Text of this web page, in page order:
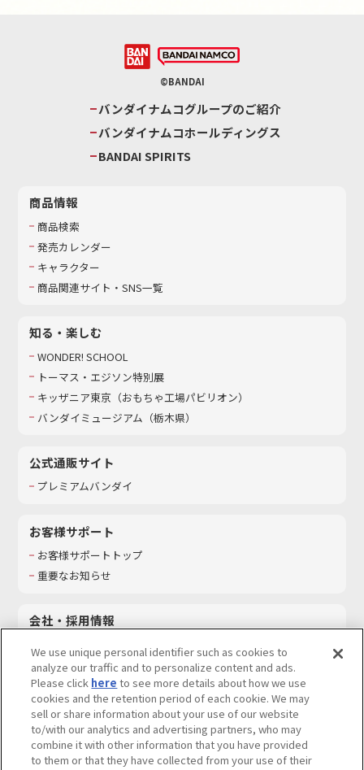
©BANDAI
バンダイナムコグループのご紹介
バンダイナムコホールディングス
BANDAI SPIRITS
商品情報
商品検索
発売カレンダー
キャラクター
商品関連サイト・SNS一覧
知る・楽しむ
WONDER! SCHOOL
トーマス・エジソン特別展
キッザニア東京（おもちゃ工場パビリオン）​
バンダイミュージアム（栃木県）
公式通販サイト
プレミアムバンダイ
お客様サポート
お客様サポートトップ
重要なお知らせ
会社・採用情報
採用情報
サステナビリティ
お問い合わせ
We use unique personal identifier such as cookies to
analyze our traffic and to personalize content and ads.
Please click here to see more details about how we use
cookies and the retention period of each cookie. We may
sell or share information about your use of our website
to/with our analytics and advertising partners, who may
combine it with other information that you have provided
to them or that they have collected from your use of their